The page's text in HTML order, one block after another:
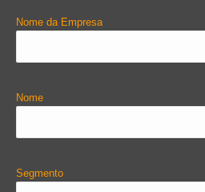
Nome da Empresa
Nome
Segmento